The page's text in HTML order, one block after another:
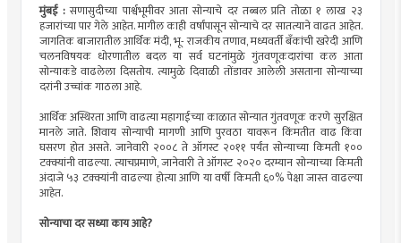
मुंबई :सणासुदीच्या पार्श्वभूमीवर आता सोन्याचे दर तब्बल प्रति तोळा १ लाख २३
हजारांच्या पार गेले आहेत. मागील काही वर्षांपासून सोन्याचे दर सातत्याने वाढत आहेत.
जागतिक बाजारातील आर्थिक मंदी, भू- राजकीय तणाव, मध्यवर्ती बँकांची खरेदी आणि
चलनविषयक धोरणातील बदल या सर्व घटनांमुळे गुंतवणूकदारांचा कल आता
सोन्याकडे वाढलेला दिसतोय. त्यामुळे दिवाळी तोंडावर आलेली असताना सोन्याच्या
दरांनी उच्चांक गाठला आहे.
आर्थिक अस्थिरता आणि वाढत्या महागाईच्या काळात सोन्यात गुंतवणूक करणे सुरक्षित
मानले जाते. शिवाय सोन्याची मागणी आणि पुरवठा यावरून किंमतीत वाढ किंवा
घसरण होत असते. जानेवारी २००८ ते ऑगस्ट २०११ पर्यंत सोन्याच्या किमती १००
टक्क्यांनी वाढल्या. त्याचप्रमाणे, जानेवारी ते ऑगस्ट २०२० दरम्यान सोन्याच्या किमती
अंदाजे ५३ टक्क्यांनी वाढल्या होत्या आणि या वर्षी किमती ६०% पेक्षा जास्त वाढल्या
आहेत.
सोन्याचा दर सध्या काय आहे?